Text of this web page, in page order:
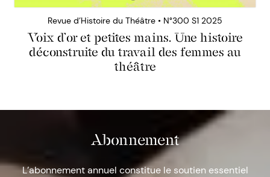
Revue d’Histoire du Théâtre • N°300 S1 2025
Voix d’or et petites mains. Une histoire
déconstruite du travail des femmes au
théâtre
Abonnement
L’abonnement annuel constitue le soutien essentiel